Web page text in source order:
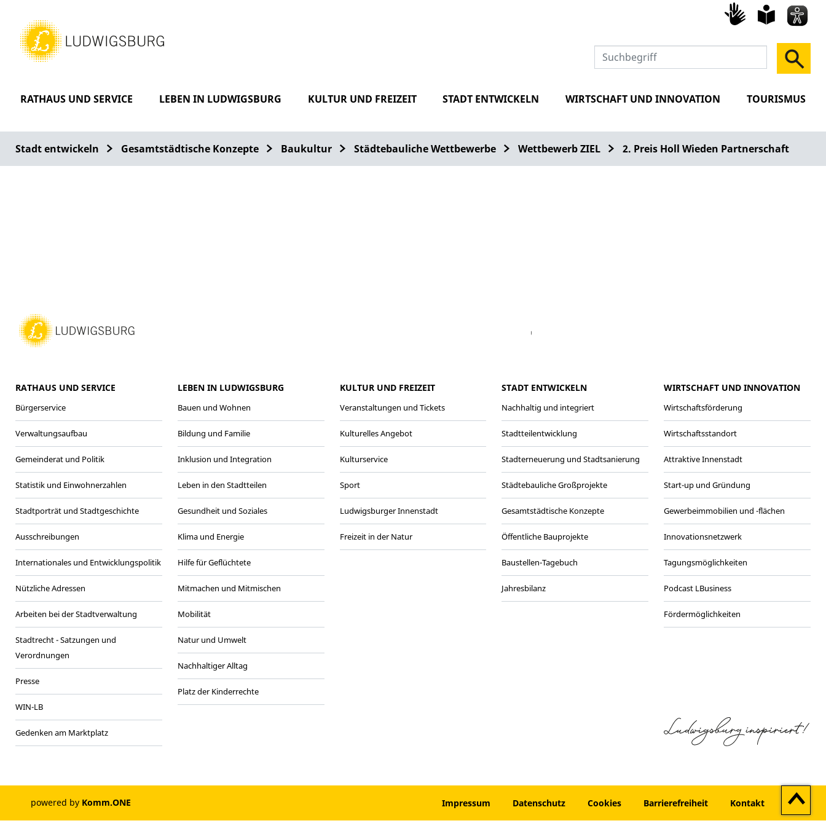
RATHAUS UND SERVICE LEBEN IN LUDWIGSBURG KULTUR UND FREIZEIT STADT ENTWICKELN WIRTSCHAFT UND INNOVATION TOURISMUS
Stadt entwickeln Gesamtstädtische Konzepte Baukultur Städtebauliche Wettbewerbe Wettbewerb ZIEL 2. Preis Holl Wieden Partnerschaft
LinkedIn
RATHAUS UND SERVICE
Bürgerservice
Verwaltungsaufbau
Gemeinderat und Politik
Statistik und Einwohnerzahlen
Stadtporträt und Stadtgeschichte
Ausschreibungen
Internationales und Entwicklungspolitik
Nützliche Adressen
Arbeiten bei der Stadtverwaltung
Stadtrecht - Satzungen und
Verordnungen
Presse
WIN-LB
Gedenken am Marktplatz
LEBEN IN LUDWIGSBURG
Bauen und Wohnen
Bildung und Familie
Inklusion und Integration
Leben in den Stadtteilen
Gesundheit und Soziales
Klima und Energie
Hilfe für Geflüchtete
Mitmachen und Mitmischen
Mobilität
Natur und Umwelt
Nachhaltiger Alltag
Platz der Kinderrechte
KULTUR UND FREIZEIT
Veranstaltungen und Tickets
Kulturelles Angebot
Kulturservice
Sport
Ludwigsburger Innenstadt
Freizeit in der Natur
STADT ENTWICKELN
Nachhaltig und integriert
Stadtteilentwicklung
Stadterneuerung und Stadtsanierung
Städtebauliche Großprojekte
Gesamtstädtische Konzepte
Öffentliche Bauprojekte
Baustellen-Tagebuch
Jahresbilanz
WIRTSCHAFT UND INNOVATION
Wirtschaftsförderung
Wirtschaftsstandort
Attraktive Innenstadt
Start-up und Gründung
Gewerbeimmobilien und -flächen
Innovationsnetzwerk
Tagungsmöglichkeiten
Podcast LBusiness
Fördermöglichkeiten
powered by Komm.ONE Impressum Datenschutz Cookies Barrierefreiheit Kontakt
Zum